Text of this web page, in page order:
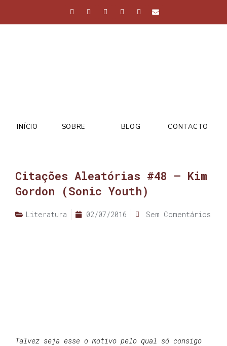
INÍCIO SOBRE BLOG CONTACTO
Citações Aleatórias #48 – Kim
Gordon (Sonic Youth)
Literatura 02/07/2016 Sem Comentários
Talvez seja esse o motivo pelo qual só consigo